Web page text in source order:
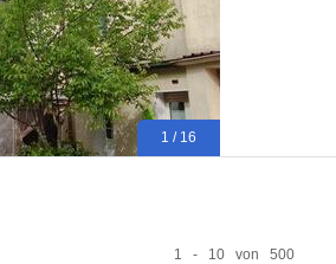
1 / 16
1 - 10 von 500